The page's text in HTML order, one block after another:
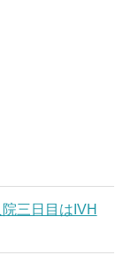
三日目はIVH